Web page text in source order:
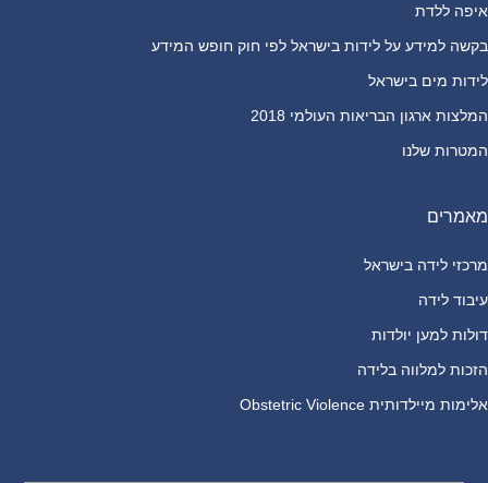
איפה ללדת
בקשה למידע על לידות בישראל לפי חוק חופש המידע
לידות מים בישראל
המלצות ארגון הבריאות העולמי 2018
המטרות שלנו
מאמרים
מרכזי לידה בישראל
עיבוד לידה
דולות למען יולדות
הזכות למלווה בלידה
אלימות מיילדותית Obstetric Violence